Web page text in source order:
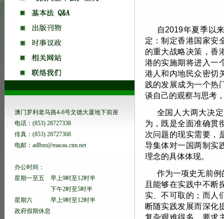
澳门罗利老马路4-6号文德大厦地下前座
电话：(853) 28727338
传真：(853) 28727368
电邮：adlbm@macau.ctm.net
办公时间：
星期一至五 早上9时至12时半
下午2时至5时半
星期六 早上9时至12时半
政府假期休息
自2019年夏季以
定：制定香港国家安
的重大战略决策，香
港的实施期将进入一
港人和内地民众密切
践的发展成为一个热
谈自己的观察与思考
全国人大两大决
为，既是全面准确贯
次问题的现实需要，
导集体对一国两制实
理念的具体体现。
作为一项史无前
且能够在实践中不断
实、不可取的；而人
断随实践发展而深化
复杂艰难得多，要求